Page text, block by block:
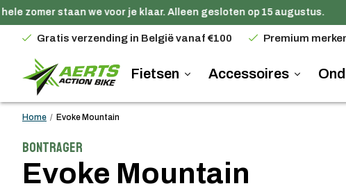
zomer staan we voor je klaar. Alleen gesloten op 15 augustus.
Gratis verzending in België vanaf €100 Premium
Fietsen Accessoires
Home / Evoke Mountain
Bontrager
Evoke Mountain